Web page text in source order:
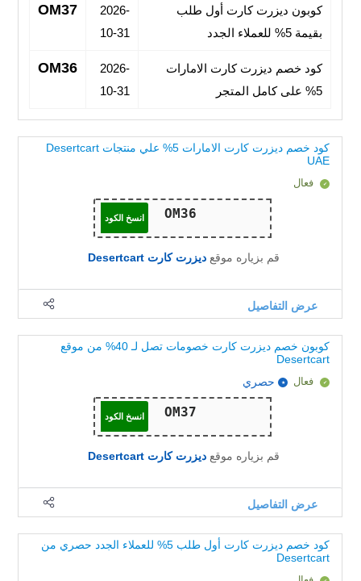
كوبون ديزرت كارت أول طلب
بقيمة 5% للعملاء الجدد
2026-
10-31
OM37
كود خصم ديزرت كارت الامارات
5% على كامل المتجر
2026-
10-31
OM36
كود خصم ديزرت كارت الامارات 5% علي منتجات Desertcart
UAE
فعال
انسخ الكود
قم بزياره موقع ديزرت كارت Desertcart
عرض التفاصيل
كوبون خصم ديزرت كارت خصومات تصل لـ 40% من موقع
Desertcart
فعال حصري
انسخ الكود
قم بزياره موقع ديزرت كارت Desertcart
عرض التفاصيل
كود خصم ديزرت كارت أول طلب 5% للعملاء الجدد حصري من
Desertcart